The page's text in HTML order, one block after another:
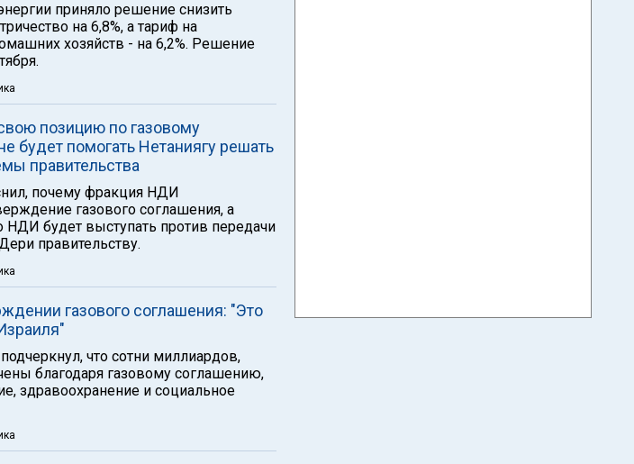
приняло решение снизить
на 6,8%, а тариф на
хозяйств - на 6,2%. Решение
позицию по газовому
будет помогать Нетаниягу решать
правительства
почему фракция НДИ
газового соглашения, а
НДИ будет выступать против передачи
правительству.
газового соглашения: "Это
что сотни миллиардов,
благодаря газовому соглашению,
здравоохранение и социальное